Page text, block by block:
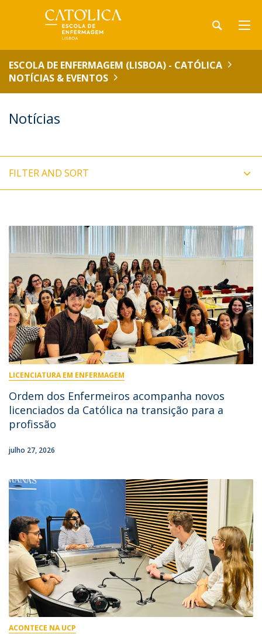
ESCOLA DE ENFERMAGEM (LISBOA) - CATÓLICA
NOTÍCIAS & EVENTOS
Notícias
FILTER AND SORT
LICENCIATURA EM ENFERMAGEM
Ordem dos Enfermeiros acompanha novos
licenciados da Católica na transição para a
profissão
julho 27, 2026
ACONTECE NA UCP